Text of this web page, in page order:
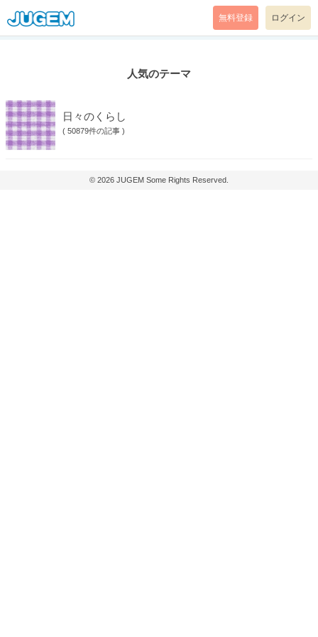
無料登録 ログイン
人気のテーマ
日々のくらし
( 50879件の記事 )
© 2026 JUGEM Some Rights Reserved.